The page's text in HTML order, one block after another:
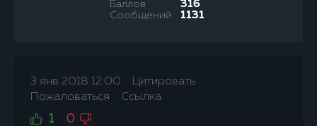
Баллов 316
Сообщений 1131
3 янв 2018 12:00
Цитировать
Пожаловаться
Ссылка
1 0